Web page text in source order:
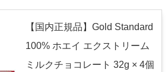
【国内正規品】Gold Standard
100% ホエイ エクストリーム
ミルクチョコレート 32g × 4個